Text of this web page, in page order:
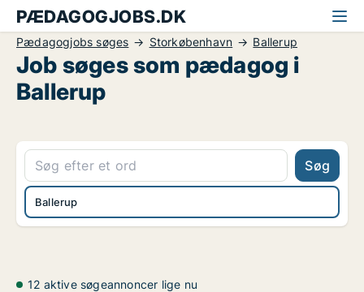
PÆDAGOGJOBS.DK
Pædagogjobs søges Storkøbenhavn Ballerup
Job søges som pædagog i
Ballerup
Søg
Ballerup
12 aktive søgeannoncer lige nu